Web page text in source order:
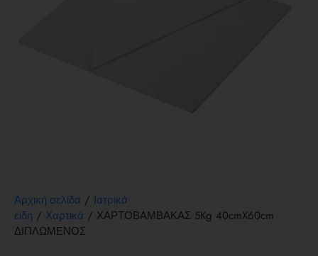
Αρχική σελίδα / Ιατρικά
είδη / Χαρτικά / ΧΑΡΤΟΒΑΜΒΑΚΑΣ 5Kg 40cmX60cm
ΔΙΠΛΩΜΕΝΟΣ